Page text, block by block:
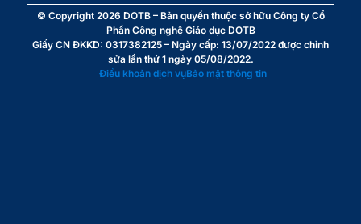
© Copyright 2026 DOTB– Bản quyền thuộc sở hữu Công ty Cổ
Phần Công nghệ Giáo dục DOTB
Giấy CN ĐKKD: 0317382125 – Ngày cấp: 13/07/2022 được chỉnh
sửa lần thứ 1 ngày 05/08/2022.
Điều khoản dịch vụBảo mật thông tin